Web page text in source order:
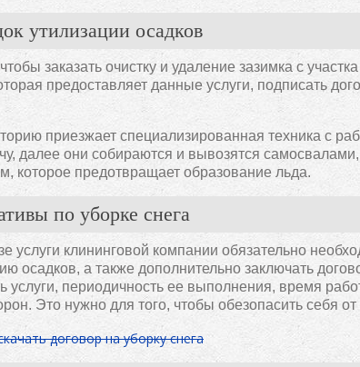
утилизации осадков
заказать очистку и удаление зазимка с
предоставляет данные услуги, подписать
приезжает специализированная техника с
далее они собираются и вывозятся
которое предотвращает образование льда.
по уборке снега
услуги клининговой компании обязательно
осадков, а также дополнительно заключать
услуги, периодичность ее выполнения, время
Это нужно для того, чтобы обезопасить себя
договор на уборку снега